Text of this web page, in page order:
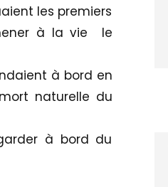
les premiers
à la vie le
à bord en
naturelle du
à bord du